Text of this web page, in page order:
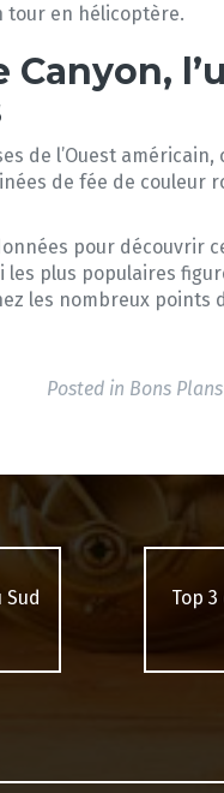
tour en hélicoptère.
de l’Ouest
de fée de couleur
pour découvrir
plus populaires
les nombreux points
Posted in Bons Plans
Top